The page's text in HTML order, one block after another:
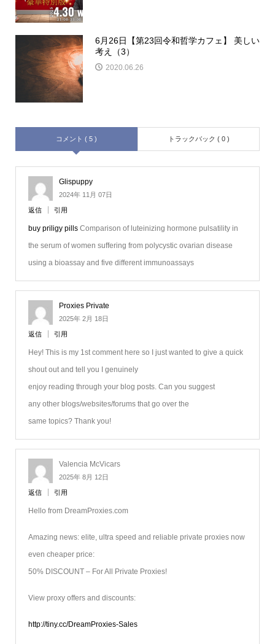
6月26日【第23回令和哲学カフェ】 美しい
考え（3）
2020.06.26
コメント ( 5 ) トラックバック ( 0 )
Glispuppy
2024年 11月 07日
返信 引用
buy priligy pillsComparison of luteinizing hormone pulsatility in
the serum of women suffering from polycystic ovarian disease
using a bioassay and five different immunoassays
Proxies Private
2025年 2月 18日
返信 引用
Hey! This is my 1st comment here so I just wanted to give a quick
shout out and tell you I genuinely
enjoy reading through your blog posts. Can you suggest
any other blogs/websites/forums that go over the
same topics? Thank you!
Valencia McVicars
2025年 8月 12日
返信 引用
Hello from DreamProxies.com
Amazing news: elite, ultra speed and reliable private proxies now
even cheaper price:
50% DISCOUNT – For All Private Proxies!
View proxy offers and discounts:
http://tiny.cc/DreamProxies-Sales